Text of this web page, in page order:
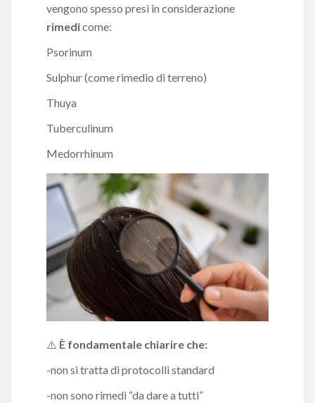
vengono spesso presi in considerazione
rimedicome:
Psorinum
Sulphur(come rimedio di terreno)
Thuya
Tuberculinum
Medorrhinum
⚠️ È fondamentale chiarire che:
-non si tratta di protocolli standard
-non sono rimedi “da dare a tutti”